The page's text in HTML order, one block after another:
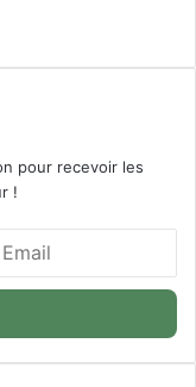
pour recevoir les
!